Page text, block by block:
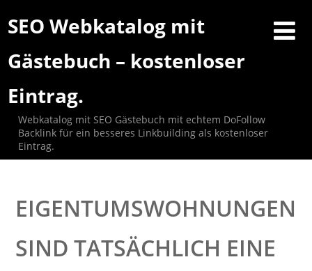
SEO Webkatalog mit
Gästebuch – kostenloser
Eintrag.
Webkatalog mit SEO Gästebuch mit echtem DoFollow
Backlink für ein besseres Linkbuilding als kostenloser
Eintrag.
EIGENTUMSWOHNUNGEN
SIND TATSÄCHLICH EINE